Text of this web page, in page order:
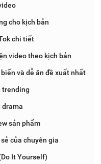
cho kịch bản
chi tiết
video theo kịch bản
và dễ ăn đề xuất nhất
trending
drama
sản phẩm
của chuyên gia
It Yourself)